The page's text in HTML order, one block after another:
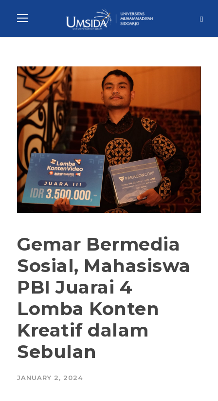
Gemar Bermedia
Sosial, Mahasiswa
PBI Juarai 4
Lomba Konten
Kreatif dalam
Sebulan
JANUARY 2, 2024